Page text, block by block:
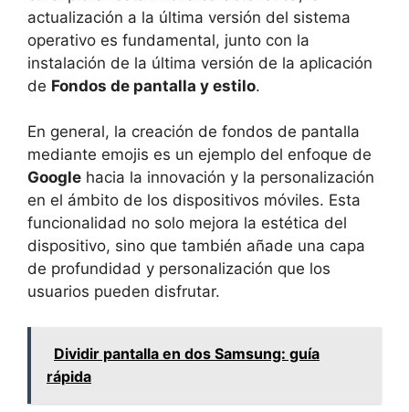
actualización a la última versión del sistema
operativo es fundamental, junto con la
instalación de la última versión de la aplicación
de Fondos de pantalla y estilo.
En general, la creación de fondos de pantalla
mediante emojis es un ejemplo del enfoque de
Google hacia la innovación y la personalización
en el ámbito de los dispositivos móviles. Esta
funcionalidad no solo mejora la estética del
dispositivo, sino que también añade una capa
de profundidad y personalización que los
usuarios pueden disfrutar.
Dividir pantalla en dos Samsung: guía
rápida